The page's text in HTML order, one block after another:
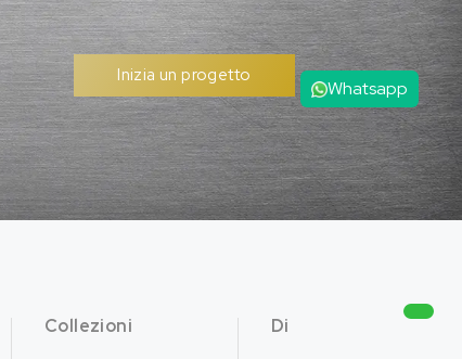
Inizia un progetto
Collezioni Di
Whatsapp